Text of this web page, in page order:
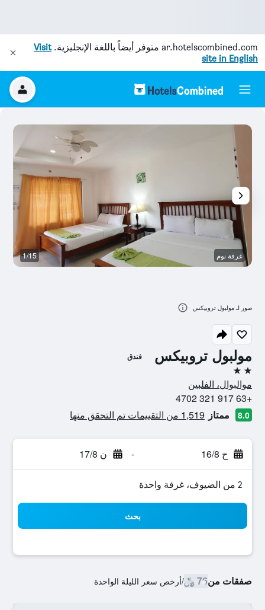
ar.hotelscombined.com متوفر أيضاً باللغة الإنجليزية.Visit
site in English
مولبول تروبيكس فندق
2 نجمتين
موالبوال، الفلبين
+63 917 321 4702
8.0 ممتاز 1,519 من التقييمات تم التحقق منها
ح 16/8 - ن 17/8
2 من الضيوف، غرفة واحدة
بحث
صفقات من76 ﷼ /أرخص سعر الليلة الواحدة
غرفة نوم 1/15
صور لـ مولبول تروبيكس